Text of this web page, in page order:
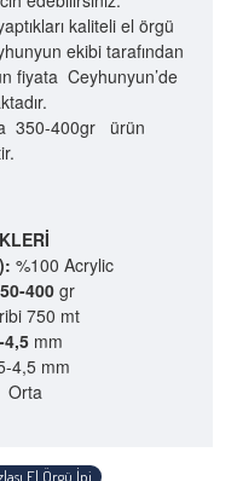
kaliteli el örgü
ekibi tarafından
fiyata Ceyhunyun’de
350-400gr ürün
%100 Acrylic
400gr
750 mt
4,5 mm
4,5 mm
Orta
El Örgü İpi